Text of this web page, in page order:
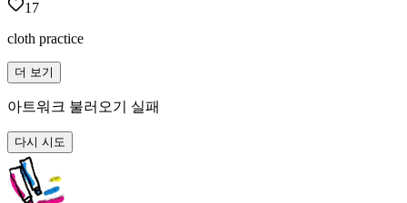
17
cloth practice
더 보기
아트워크 불러오기 실패
다시 시도